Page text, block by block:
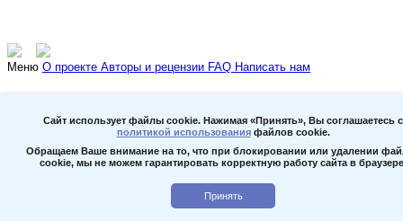
Меню О проекте Авторы и рецензии FAQ Написать нам
Сайт использует файлы cookie. Нажимая «Принять», Вы соглашаетесь с
политикой использованияфайлов cookie.
Обращаем Ваше внимание на то, что при блокировании или удалении
cookie, мы не можем гарантировать корректную работу сайта в
Принять